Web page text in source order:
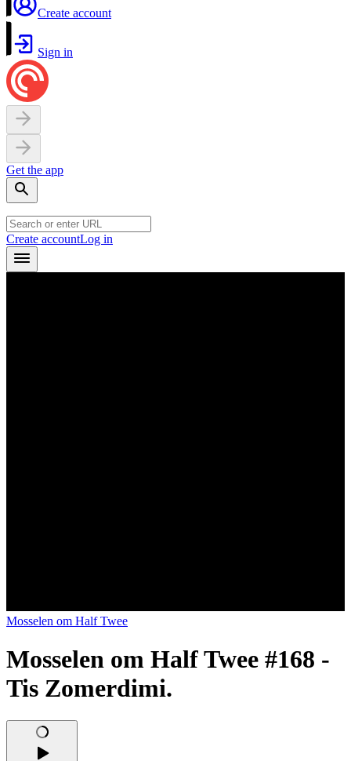
Create account
Sign in
Get the app
Create accountLog in
Mosselen om Half Twee
Mosselen om Half Twee #168 -
Tis Zomerdimi.